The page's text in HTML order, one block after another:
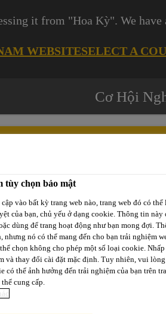
it from "Hoa Kỳ". We
WEBSITESELECT A
Cơ Hội
Các
Dự
Án
Phát Triển
Bền Vững
tùy chọn bảo mật
vào bất kỳ trang web nào, trang web đó có
của bạn, chủ yếu ở dạng cookie. Thông tin này
dùng để trang hoạt động như bạn mong đợi.
nhưng nó có thể mang đến cho bạn trải nghiệm
chọn không cho phép một số loại cookie.
và thay đổi cài đặt mặc định. Tuy nhiên, vui
có thể ảnh hưởng đến trải nghiệm của bạn trên
cung cấp.